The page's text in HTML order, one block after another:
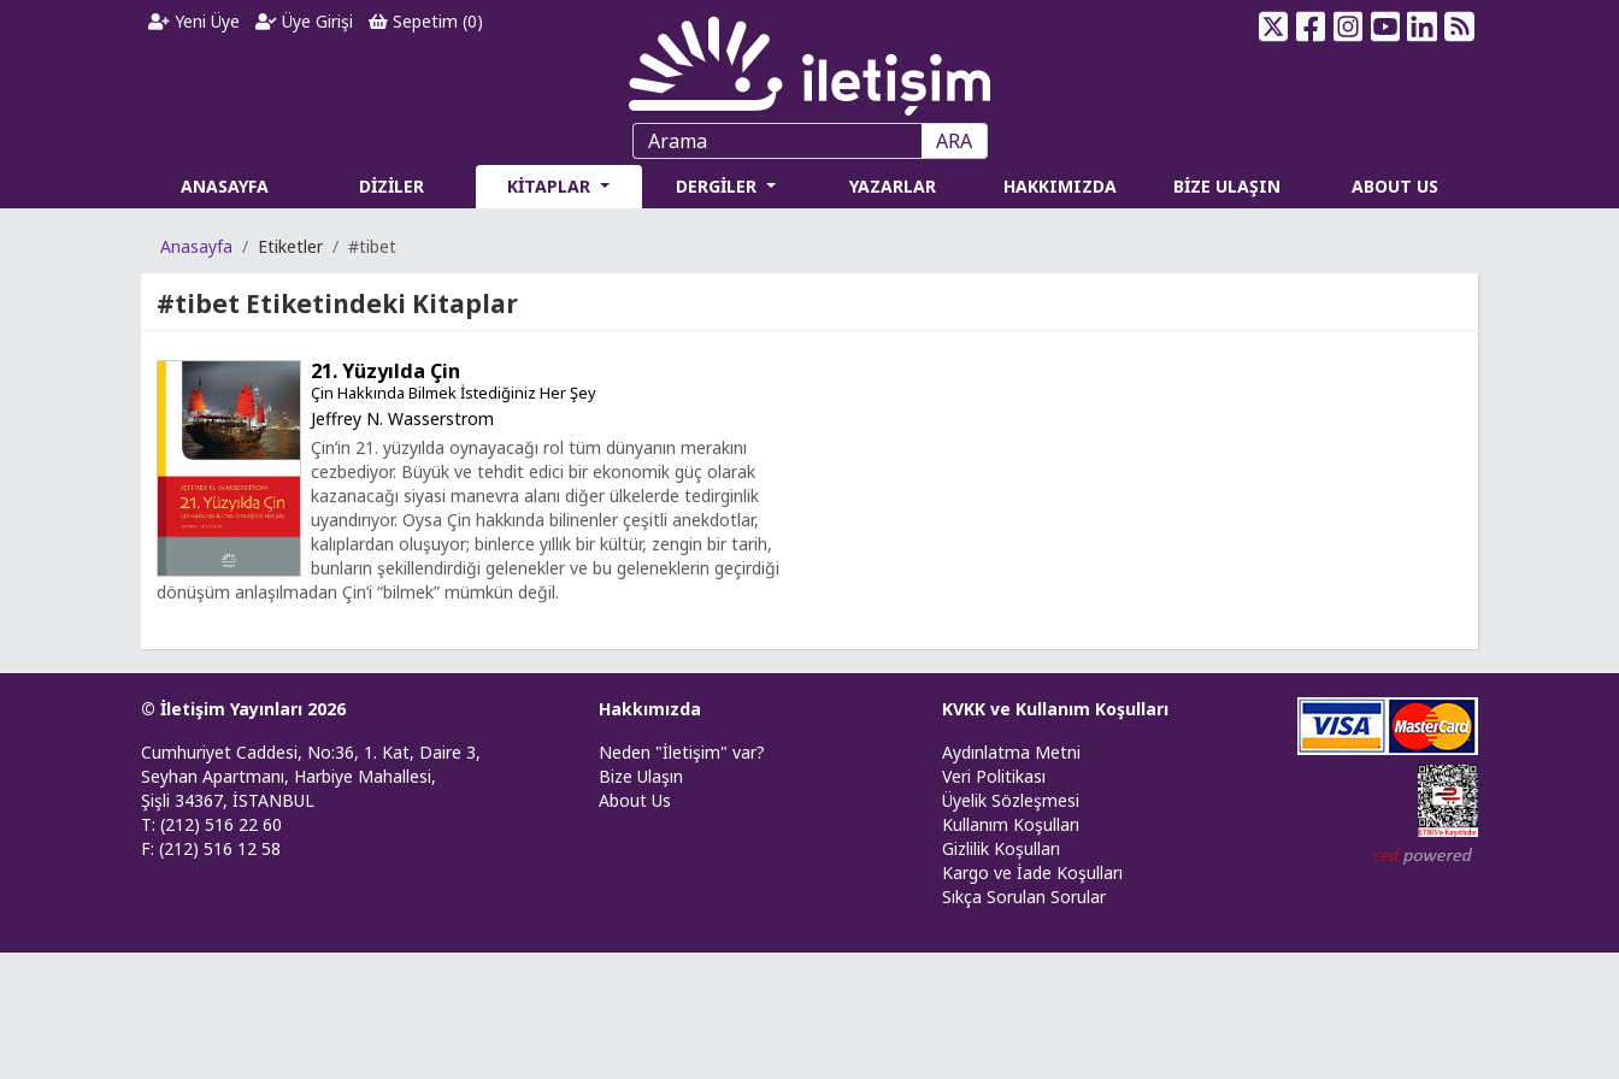
Yeni Üye Üye Girişi Sepetim (0)
ARA
ANASAYFA DİZİLER KİTAPLAR DERGİLER YAZARLAR HAKKIMIZDA BİZE ULAŞIN ABOUT US
Anasayfa Etiketler #tibet
#tibet Etiketindeki Kitaplar
21. Yüzyılda Çin
Çin Hakkında Bilmek İstediğiniz Her Şey
Jeffrey N. Wasserstrom
Çin’in 21. yüzyılda oynayacağı rol tüm dünyanın merakını
cezbediyor. Büyük ve tehdit edici bir ekonomik güç olarak
kazanacağı siyasi manevra alanı diğer ülkelerde tedirginlik
uyandırıyor. Oysa Çin hakkında bilinenler çeşitli anekdotlar,
kalıplardan oluşuyor; binlerce yıllık bir kültür, zengin bir tarih,
bunların şekillendirdiği gelenekler ve bu geleneklerin geçirdiği
dönüşüm anlaşılmadan Çin’i “bilmek” mümkün değil.
© İletişim Yayınları 2026
Cumhuriyet Caddesi, No:36, 1. Kat, Daire 3,
Seyhan Apartmanı, Harbiye Mahallesi,
Şişli 34367, İSTANBUL
T: (212) 516 22 60
F: (212) 516 12 58
Hakkımızda
Neden "İletişim" var?
Bize Ulaşın
About Us
KVKK ve Kullanım Koşulları
Aydınlatma Metni
Veri Politikası
Üyelik Sözleşmesi
Kullanım Koşulları
Gizlilik Koşulları
Kargo ve İade Koşulları
Sıkça Sorulan Sorular
Web tasarım: Red Bilişim